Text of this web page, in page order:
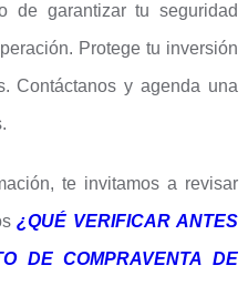
de garantizar tu seguridad
Protege tu inversión
Contáctanos y agenda una
te invitamos a revisar
¿QUÉ VERIFICAR ANTES
DE COMPRAVENTA DE